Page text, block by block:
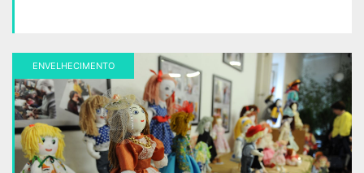
ENVELHECIMENTO